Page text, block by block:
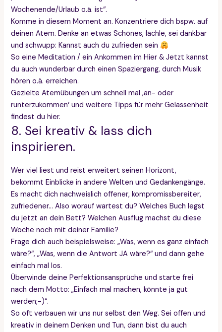
Wochenende/Urlaub o.ä. ist“.
Komme in diesem Moment an. Konzentriere dich bspw. auf
deinen Atem. Denke an etwas Schönes, lächle, sei dankbar
und schwupp: Kannst auch du zufrieden sein
So eine Meditation / ein Ankommen im Hier & Jetzt kannst
du auch wunderbar durch einen Spaziergang, durch Musik
hören o.ä. erreichen.
Gezielte Atemübungen um schnell mal ‚an- oder
runterzukommen‘ und weitere Tipps für mehr Gelassenheit
findest du hier.
8. Sei kreativ & lass dich
inspirieren.
Wer viel liest und reist erweitert seinen Horizont,
bekommt Einblicke in andere Welten und Gedankengänge.
Es macht dich nachweislich offener, kompromissbereiter,
zufriedener… Also worauf wartest du? Welches Buch legst
du jetzt an dein Bett? Welchen Ausflug machst du diese
Woche noch mit deiner Familie?
Frage dich auch beispielsweise: „Was, wenn es ganz einfach
wäre?“, „Was, wenn die Antwort JA wäre?“ und dann gehe
einfach mal los.
Überwinde deine Perfektionsansprüche und starte frei
nach dem Motto: „Einfach mal machen, könnte ja gut
werden;-)“.
So oft verbauen wir uns nur selbst den Weg. Sei offen und
kreativ in deinem Denken und Tun, dann bist du auch